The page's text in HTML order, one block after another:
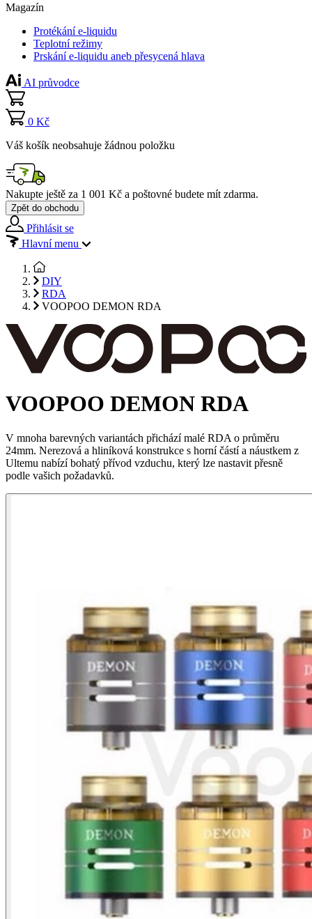
Magazín
Protékání e-liquidu
Teplotní režimy
Prskání e-liquidu aneb přesycená hlava
AI průvodce
0 Kč
Váš košík neobsahuje žádnou položku
Nakupte ještě za 1 001 Kč a poštovné budete mít zdarma.
Zpět do obchodu
Přihlásit se
Hlavní menu
DIY
RDA
VOOPOO DEMON RDA
VOOPOO DEMON RDA
V mnoha barevných variantách přichází malé RDA o průměru
24mm. Nerezová a hliníková konstrukce s horní částí a náustkem z
Ultemu nabízí bohatý přívod vzduchu, který lze nastavit přesně
podle vašich požadavků.